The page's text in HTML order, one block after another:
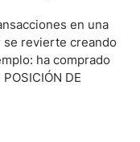
en una
se revierte creando
ha comprado
DE